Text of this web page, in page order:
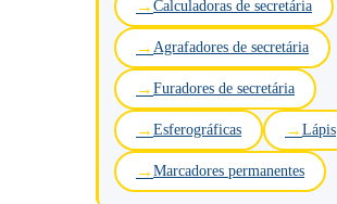
Calculadoras de secretária
Agrafadores de secretária
Furadores de secretária
Esferográficas Lápis
Marcadores permanentes